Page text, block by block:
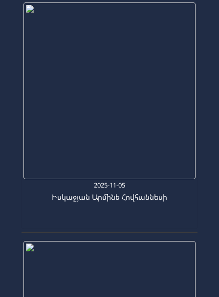
2025-11-05
Իսկաջյան Արմինե Հովհաննեսի